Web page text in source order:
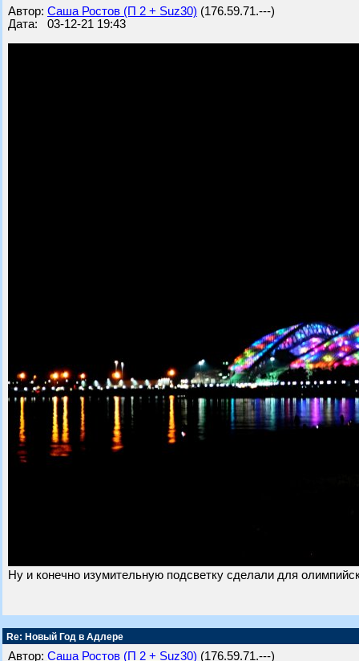
Автор: Саша Ростов (П 2 + Suz30) (176.59.71.---)
Дата: 03-12-21 19:43
Ну и конечно изумительную подсветку сделали для
Re: Новый Год в Адлере
Автор: Саша Ростов (П 2 + Suz30) (176.59.71.---)